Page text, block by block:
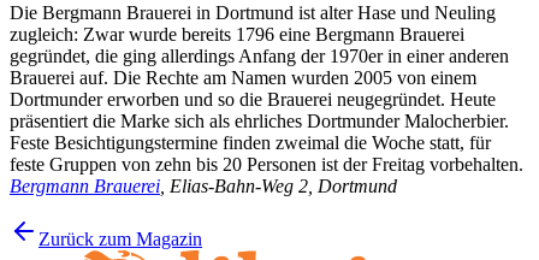
Die Bergmann Brauerei in Dortmund ist alter Hase und Neuling
zugleich: Zwar wurde bereits 1796 eine Bergmann Brauerei
gegründet, die ging allerdings Anfang der 1970er in einer anderen
Brauerei auf. Die Rechte am Namen wurden 2005 von einem
Dortmunder erworben und so die Brauerei neugegründet. Heute
präsentiert die Marke sich als ehrliches Dortmunder Malocherbier.
Feste Besichtigungstermine finden zweimal die Woche statt, für
feste Gruppen von zehn bis 20 Personen ist der Freitag vorbehalten.
Bergmann Brauerei , Elias-Bahn-Weg 2, Dortmund
Zurück zum Magazin